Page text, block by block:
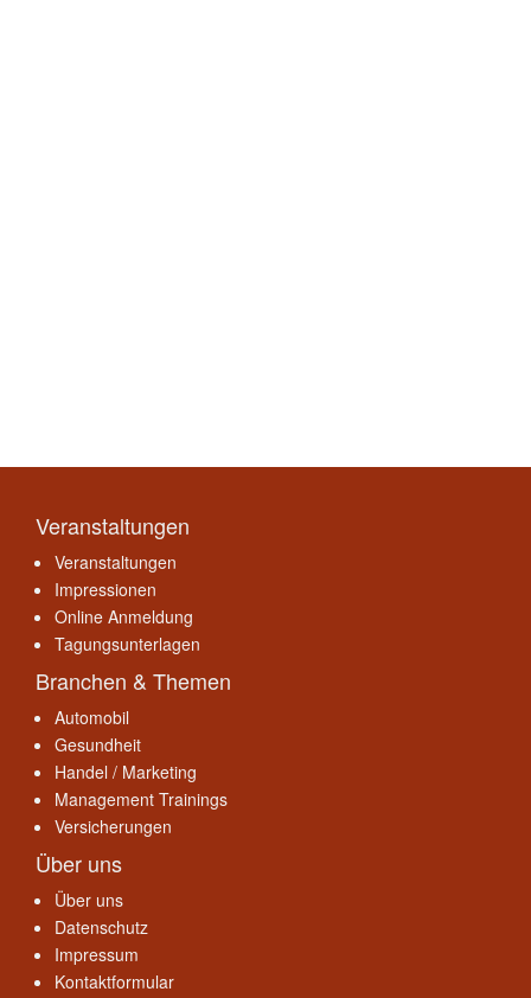
Veranstaltungen
Veranstaltungen
Impressionen
Online Anmeldung
Tagungsunterlagen
Branchen & Themen
Automobil
Gesundheit
Handel / Marketing
Management Trainings
Versicherungen
Über uns
Über uns
Datenschutz
Impressum
Kontaktformular